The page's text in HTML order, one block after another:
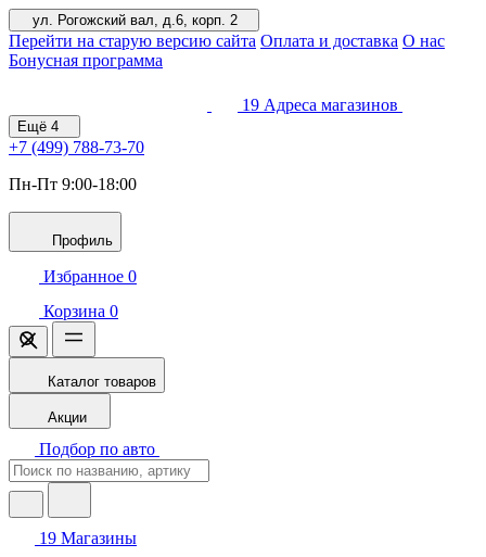
ул. Рогожский вал, д.6, корп. 2
Перейти на старую версию сайта Оплата и доставка О нас
Бонусная программа
19 Адреса магазинов
Ещё 4
+7 (499) 788-73-70
Пн-Пт 9:00-18:00
Профиль
Избранное 0
Корзина 0
Каталог товаров
Акции
Подбор по авто
19 Магазины